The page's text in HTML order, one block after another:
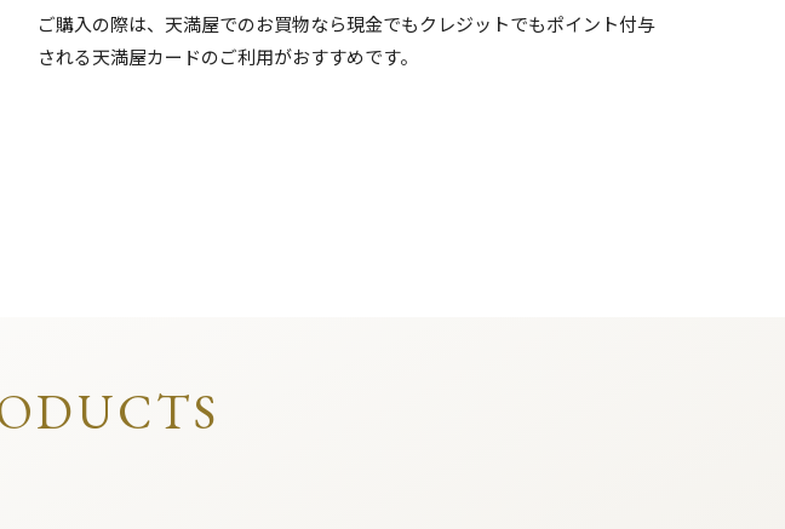
ご購入の際は、天満屋でのお買物なら現金でもクレジットでもポイント付与
される天満屋カードのご利用がおすすめです。